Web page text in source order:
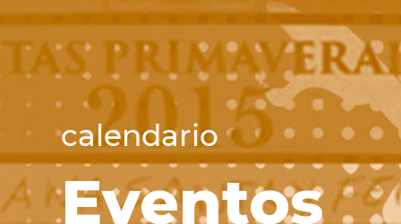
calendario
Eventos